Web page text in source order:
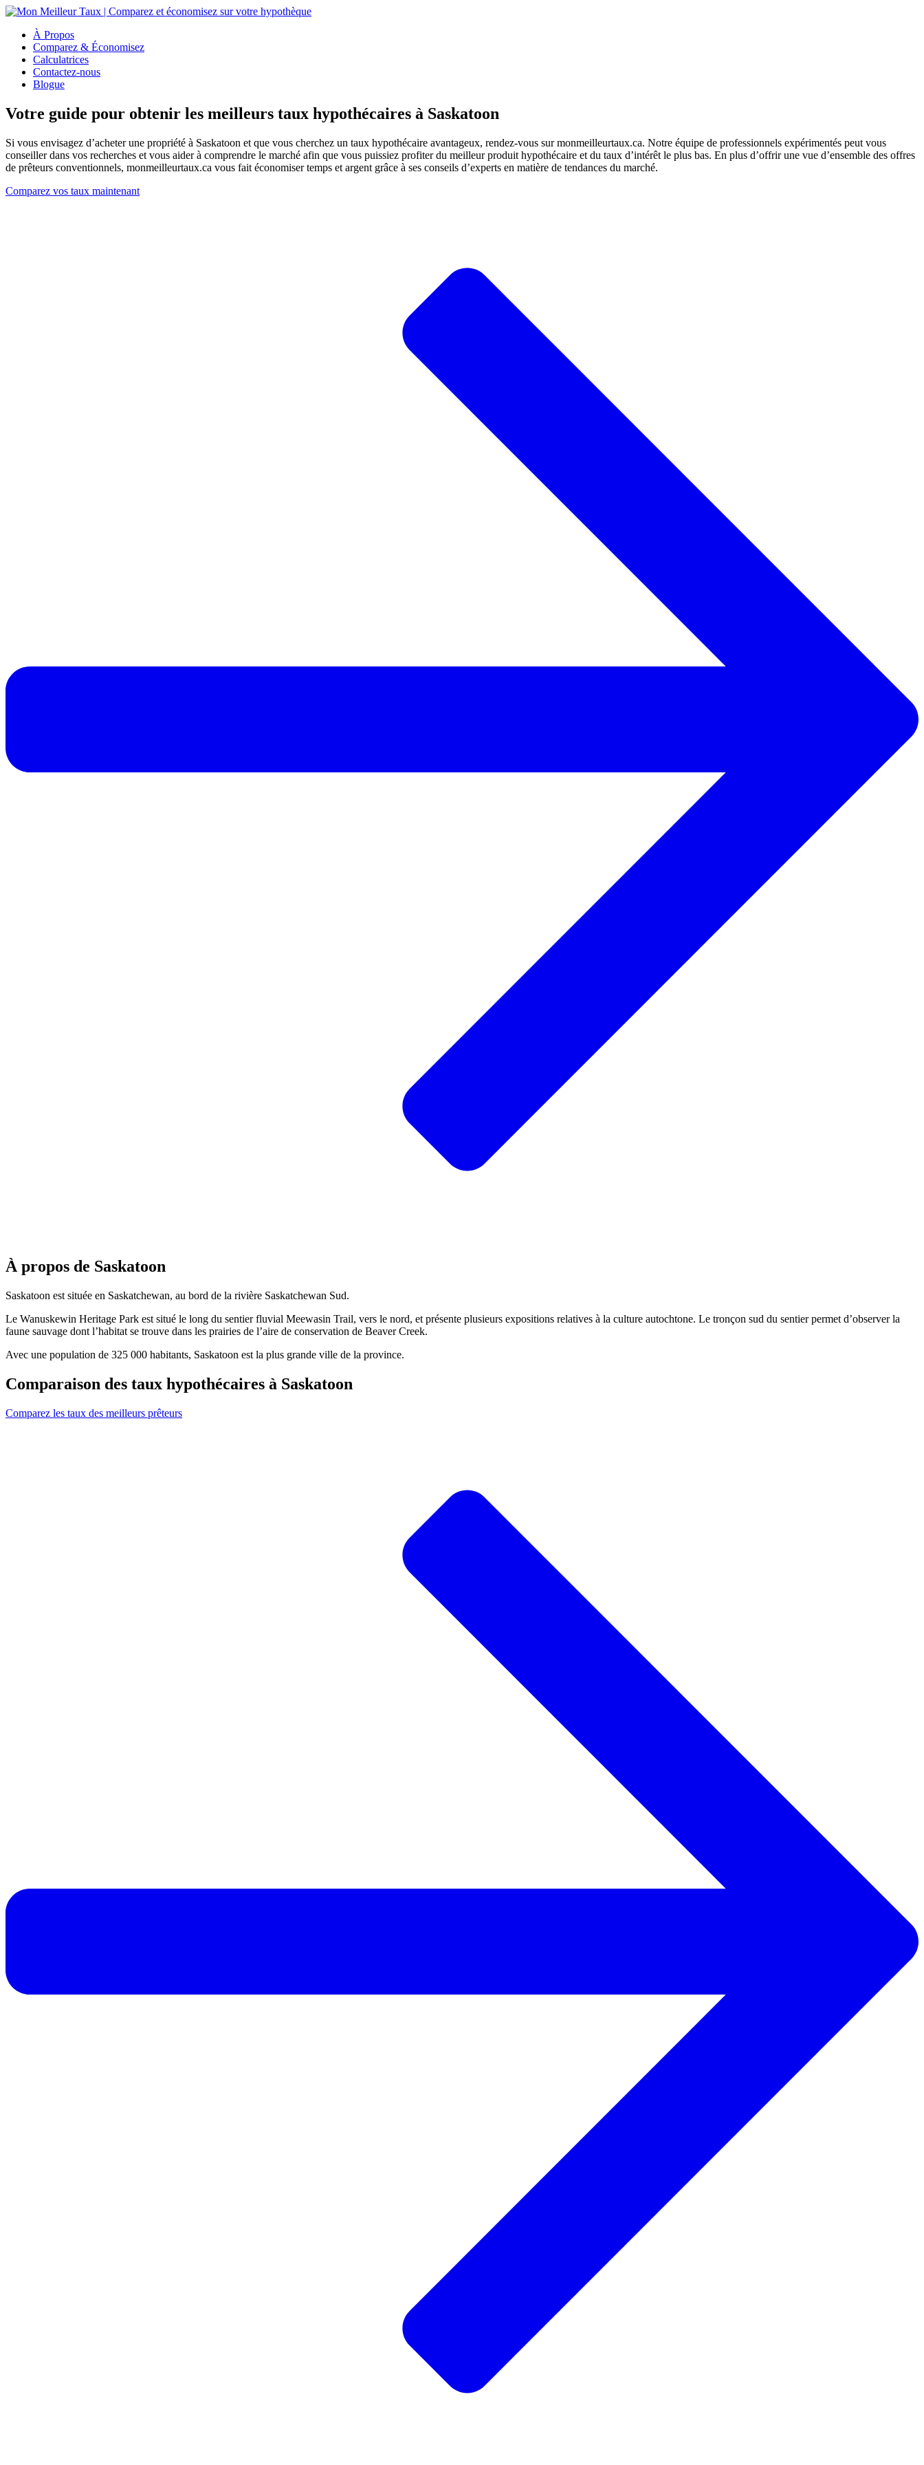
À Propos
Comparez & Économisez
Calculatrices
Contactez-nous
Blogue
Votre guide pour obtenir les meilleurs taux hypothécaires à Saskatoon
Si vous envisagez d’acheter une propriété à Saskatoon et que vous cherchez un taux hypothécaire avantageux, rendez-vous sur monmeilleurtaux.ca. Notre équipe de professionnels expérimentés peut vous
conseiller dans vos recherches et vous aider à comprendre le marché afin que vous puissiez profiter du meilleur produit hypothécaire et du taux d’intérêt le plus bas. En plus d’offrir une vue d’ensemble des offres
de prêteurs conventionnels, monmeilleurtaux.ca vous fait économiser temps et argent grâce à ses conseils d’experts en matière de tendances du marché.
Comparez vos taux maintenant
À propos de Saskatoon
Saskatoon est située en Saskatchewan, au bord de la rivière Saskatchewan Sud.
Le Wanuskewin Heritage Park est situé le long du sentier fluvial Meewasin Trail, vers le nord, et présente plusieurs expositions relatives à la culture autochtone. Le tronçon sud du sentier permet d’observer la
faune sauvage dont l’habitat se trouve dans les prairies de l’aire de conservation de Beaver Creek.
Avec une population de 325 000 habitants, Saskatoon est la plus grande ville de la province.
Comparaison des taux hypothécaires à Saskatoon
Comparez les taux des meilleurs prêteurs